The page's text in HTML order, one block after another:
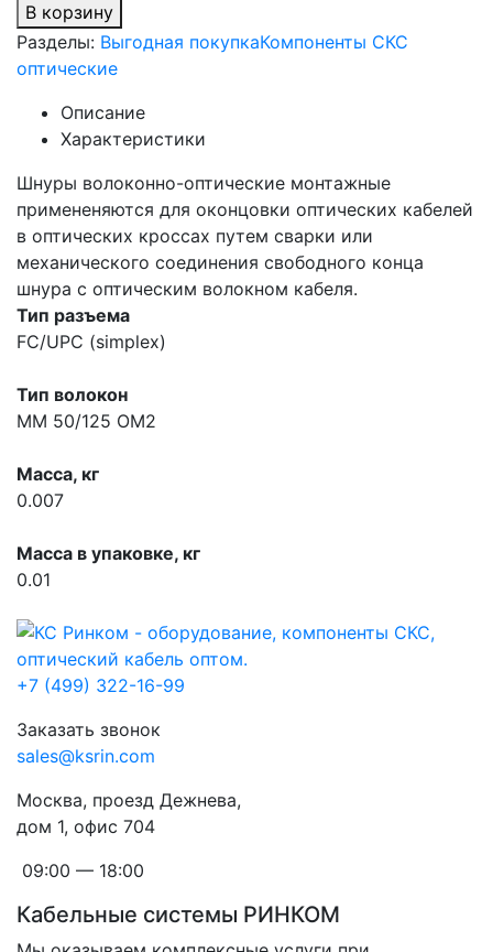
В корзину
Разделы: Выгодная покупкаКомпоненты СКС
оптические
Описание
Характеристики
Шнуры волоконно-оптические монтажные
примененяются для оконцовки оптических кабелей
в оптических кроссах путем сварки или
механического соединения свободного конца
шнура с оптическим волокном кабеля.
Тип разъема
FC/UPC (simplex)
Тип волокон
MM 50/125 OM2
Масса, кг
0.007
Масса в упаковке, кг
0.01
+7 (499) 322-16-99
Заказать звонок
sales@ksrin.com
Москва, проезд Дежнева,
дом 1, офис 704
09:00 — 18:00
Кабельные системы РИНКОМ